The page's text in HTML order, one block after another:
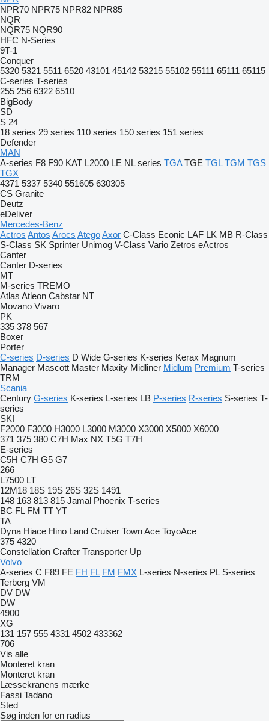
NPR70 NPR75 NPR82 NPR85
NQR
NQR75 NQR90
HFC N-Series
9T-1
Conquer
5320 5321 5511 6520 43101 45142 53215 55102 55111 65111 65115
C-series T-series
255 256 6322 6510
BigBody
SD
S 24
18 series 29 series 110 series 150 series 151 series
Defender
MAN
A-series F8 F90 KAT L2000 LE NL series TGA TGE TGL TGM TGS
TGX
4371 5337 5340 551605 630305
CS Granite
Deutz
eDeliver
Mercedes-Benz
Actros Antos Arocs AtegoAxor C-Class Econic LAF LK MB R-Class
S-Class SK Sprinter Unimog V-Class Vario Zetros eActros
Canter
Canter D-series
MT
M-series TREMO
Atlas Atleon Cabstar NT
Movano Vivaro
PK
335 378 567
Boxer
Porter
C-series D-series D Wide G-series K-series Kerax Magnum
Manager Mascott Master Maxity Midliner Midlum Premium T-series
TRM
Scania
Century G-series K-series L-series LB P-series R-series S-series T-
series
SKI
F2000 F3000 H3000 L3000 M3000 X3000 X5000 X6000
371 375 380 C7H Max NX T5G T7H
E-series
C5H C7H G5 G7
266
L7500 LT
12M18 18S 19S 26S 32S 1491
148 163 813 815 Jamal Phoenix T-series
BC FL FM TT YT
TA
Dyna Hiace Hino Land Cruiser Town Ace ToyoAce
375 4320
Constellation Crafter Transporter Up
Volvo
A-series C F89 FE FH FL FM FMX L-series N-series PL S-series
Terberg VM
DV DW
DW
4900
XG
131 157 555 4331 4502 433362
706
Vis alle
Monteret kran
Monteret kran
Læssekranens mærke
Fassi Tadano
Sted
Søg inden for en radius